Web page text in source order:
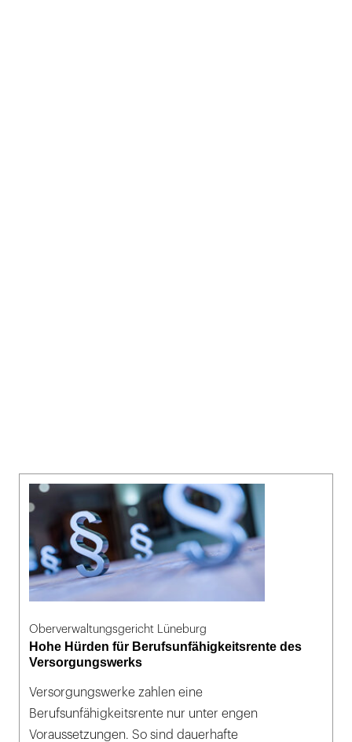
Oberverwaltungsgericht Lüneburg
Hohe Hürden für Berufsunfähigkeitsrente des
Versorgungswerks
Versorgungswerke zahlen eine
Berufsunfähigkeitsrente nur unter engen
Voraussetzungen. So sind dauerhafte